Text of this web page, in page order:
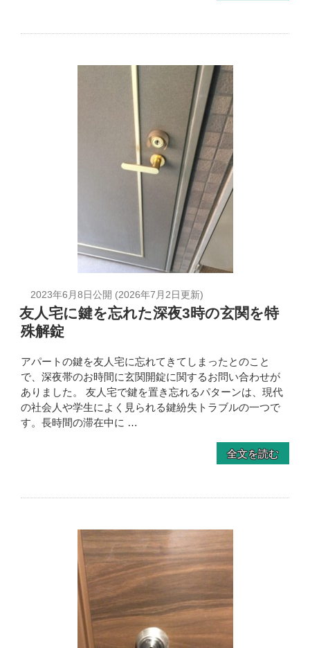
2023年6月8日公開 (2026年7月2日更新)
友人宅に鍵を忘れた深夜3時の玄関を特
殊解錠
アパートの鍵を友人宅に忘れてきてしまったとのこと
で、深夜帯のお時間に玄関開錠に関するお問い合わせが
ありました。 友人宅で鍵を置き忘れるパターンは、現代
の社会人や学生によく見られる鍵紛失トラブルの一つで
す。長時間の滞在中に …
全文を読む